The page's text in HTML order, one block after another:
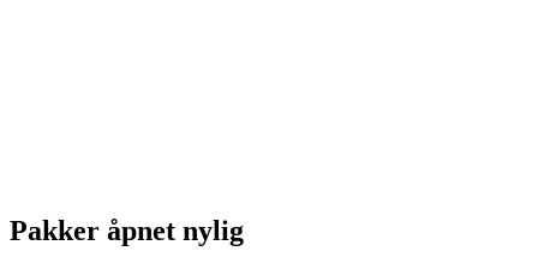
Pakker åpnet nylig